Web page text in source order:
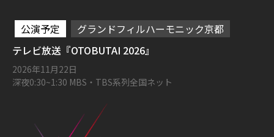
公演予定
グランドフィルハーモニック京都
テレビ放送『OTOBUTAI 2026』
2026年11月22日
深夜0:30~1:30 MBS・TBS系列全国ネット